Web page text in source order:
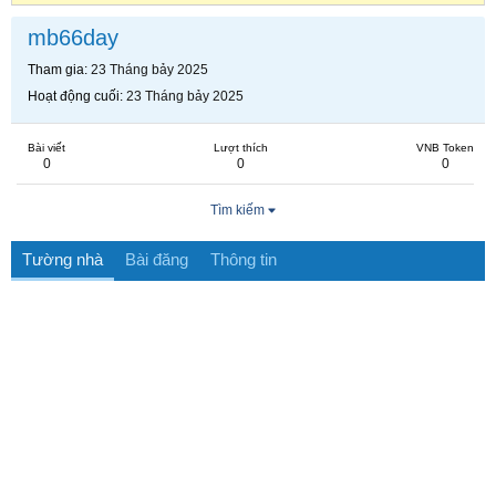
mb66day
Tham gia 23 Tháng bảy 2025
Hoạt động cuối 23 Tháng bảy 2025
Bài viết
0
Lượt thích
0
VNB Token
0
Tìm kiếm
Tường nhà Bài đăng Thông tin